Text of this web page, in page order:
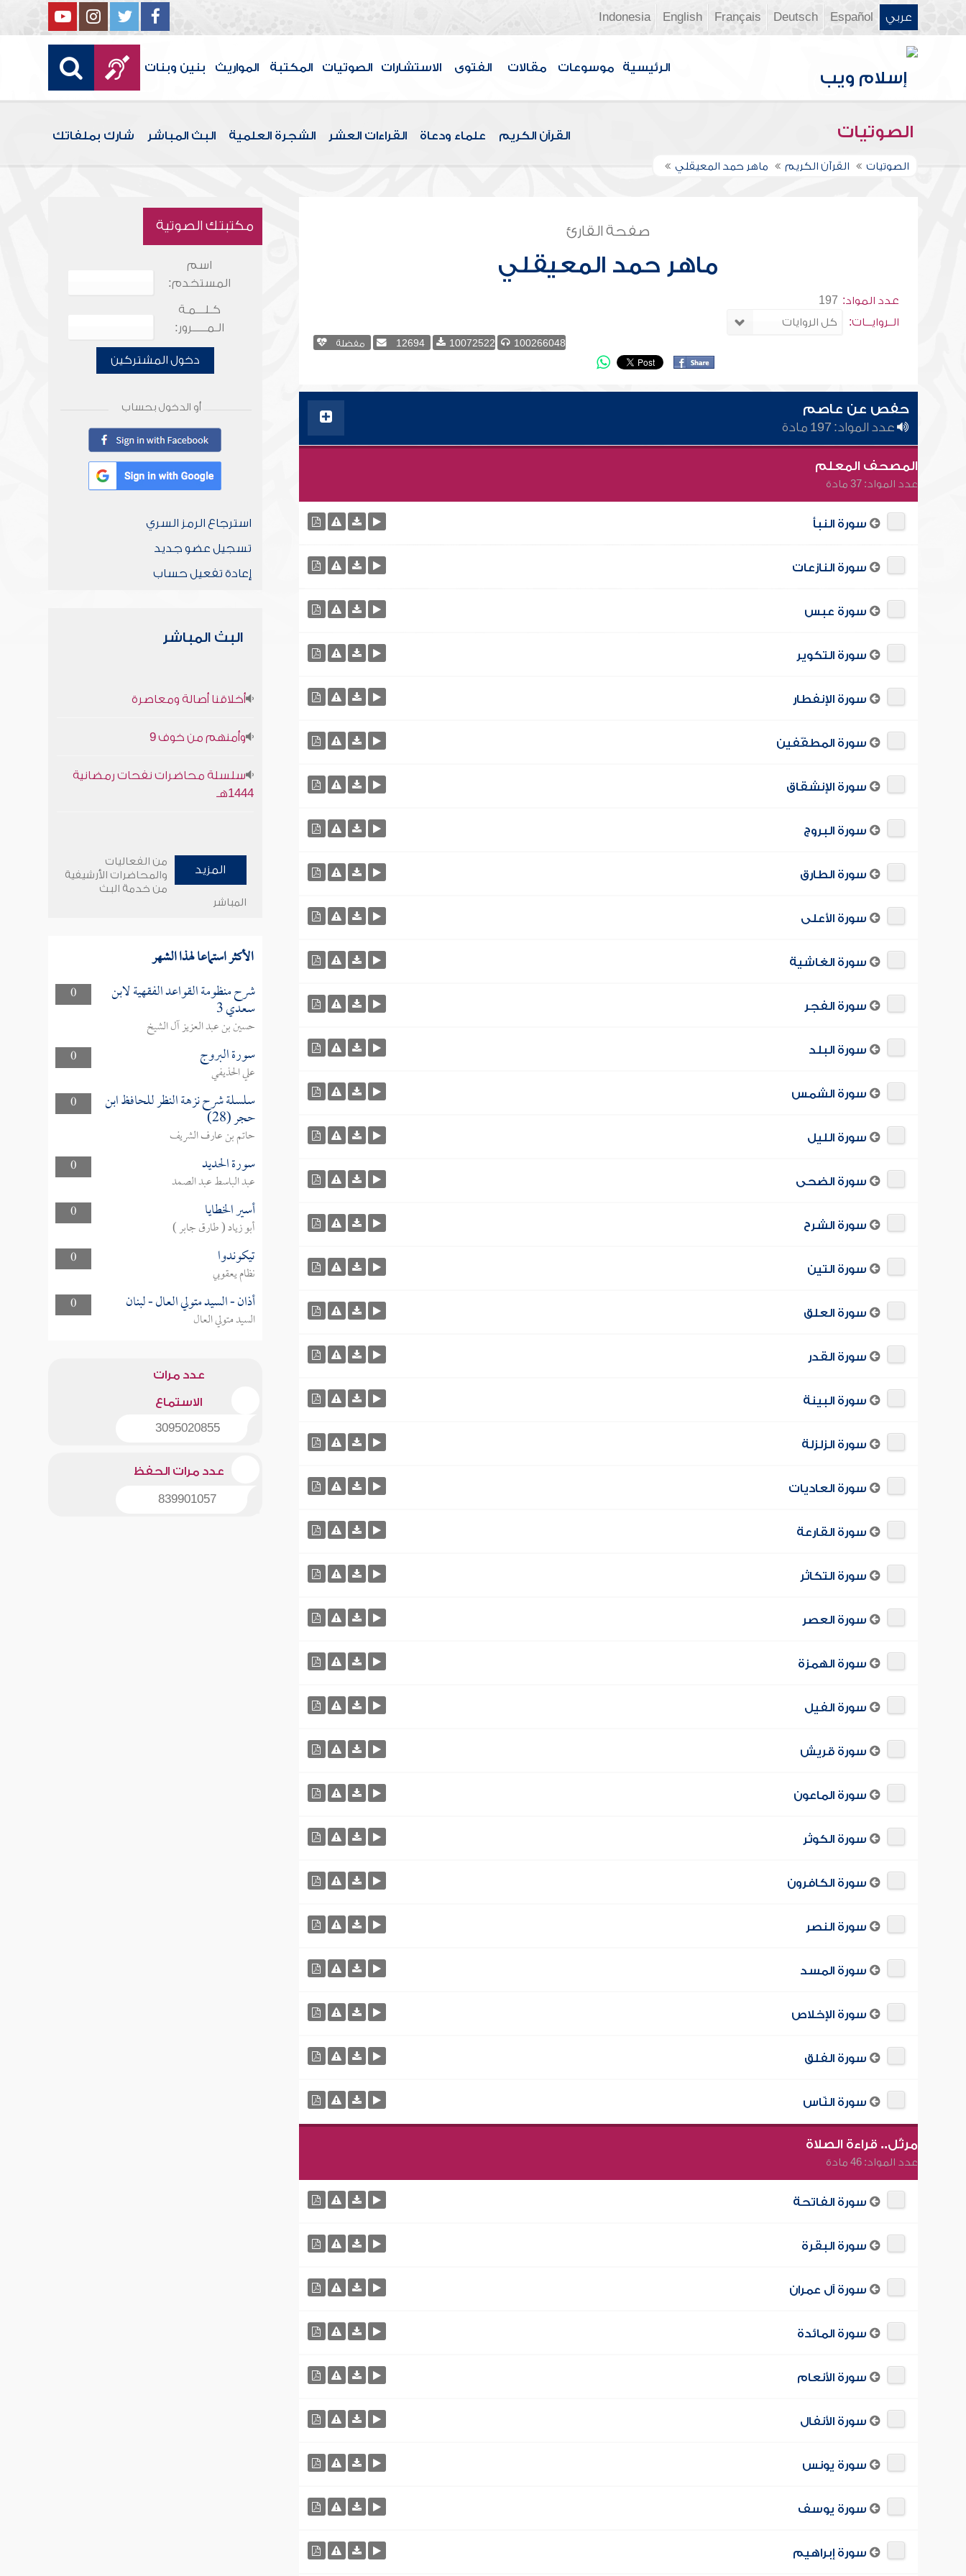
عربي Español
Deutsch
Français
English
Indonesia
الرئيسية موسوعات مقالات الفتوى الاستشارات الصوتيات المكتبة المواريث بنين وبنات
الصوتيات القرآن الكريم علماء ودعاة القراءات العشر الشجرة العلمية البث المباشر شارك بملفاتك
الصوتيات القرآن الكريم ماهر حمد المعيقلي
صفحة القارئ
ماهر حمد المعيقلي
عدد المواد: 197
الــروايـــات:
100266048
10072522
12694 مفضلة
حفص عن عاصم
عدد المواد: 197 مادة
المصحف المعلم
عدد المواد: 37 مادة
سورة النبأ
سورة النازعات
سورة عبس
سورة التكوير
سورة الإنفطار
سورة المطفّفين
سورة الإنشقاق
سورة البروج
سورة الطارق
سورة الأعلى
سورة الغاشية
سورة الفجر
سورة البلد
سورة الشمس
سورة الليل
سورة الضحى
سورة الشرح
سورة التين
سورة العلق
سورة القدر
سورة البينة
سورة الزلزلة
سورة العاديات
سورة القارعة
سورة التكاثر
سورة العصر
سورة الهمزة
سورة الفيل
سورة قريش
سورة الماعون
سورة الكوثر
سورة الكافرون
سورة النصر
سورة المسد
سورة الإخلاص
سورة الفلق
سورة النّاس
مرتّل.. قراءة الصلاة
عدد المواد: 46 مادة
سورة الفاتحة
سورة البقرة
سورة آل عمران
سورة المائدة
سورة الأنعام
سورة الأنفال
سورة يونس
سورة يوسف
سورة إبراهيم
مكتبتك الصوتية
اسم
المستخدم:
كـلـــمـة
الـمـــــرور:
دخول المشتركين
أو الدخول بحساب
استرجاع الرمز السري
تسجيل عضو جديد
إعادة تفعيل حساب
البث المباشر
أخلاقنا أصالة ومعاصرة
وأمنهم من خوف 9
سلسلة محاضرات نفحات رمضانية
1444هـ
المزيد
من الفعاليات
والمحاضرات الأرشيفية
من خدمة البث
المباشر
الأكثر استماعا لهذا الشهر
0 شرح منظومة القواعد الفقهية لابن
سعدي 3
حسين بن عبد العزيز آل الشيخ
0
سورة البروج
علي الحذيفي
0
سلسلة شرح نزهة النظر للحافظ ابن
حجر (28)
حاتم بن عارف الشريف
0
سورة الحديد
عبد الباسط عبد الصمد
0
أسير الخطايا
أبو زياد ( طارق جابر )
0
تيكوندوا
نظام يعقوبي
0
أذان - السيد متولي العال - لبنان
السيد متولي العال
عدد مرات
الاستماع
3095020855
عدد مرات الحفظ
839901057